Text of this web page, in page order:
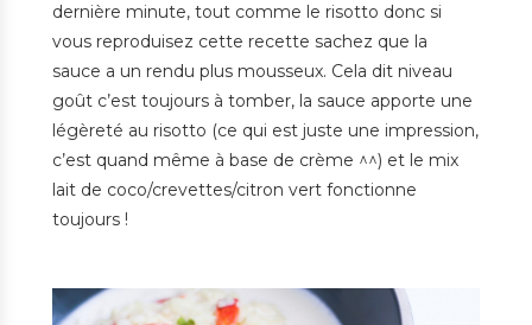
dernière minute, tout comme le risotto donc si
vous reproduisez cette recette sachez que la
sauce a un rendu plus mousseux. Cela dit niveau
goût c’est toujours à tomber, la sauce apporte une
légèreté au risotto (ce qui est juste une impression,
c’est quand même à base de crème ^^) et le mix
lait de coco/crevettes/citron vert fonctionne
toujours !